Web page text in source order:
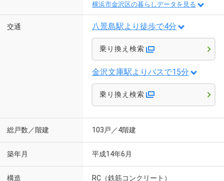
横浜市金沢区の暮らしデータを見る
交通 八景島駅より徒歩で4分
乗り換え検索
金沢文庫駅よりバスで15分
乗り換え検索
総戸数／階建 103戸／4階建
築年月 平成14年6月
構造 RC（鉄筋コンクリート）